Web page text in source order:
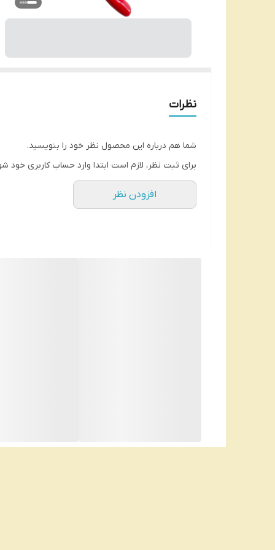
نظرات
شما هم درباره این محصول نظر خود را بنویسید.
برای ثبت نظر، لازم است ابتدا وارد حساب کاربری خود
افزودن نظر